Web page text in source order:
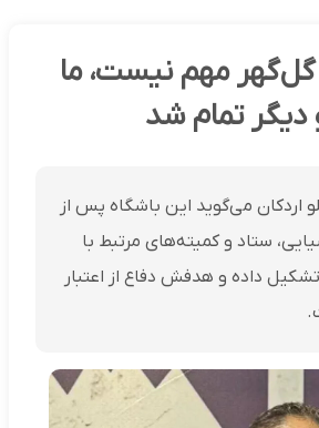
گل‌گهر مهم نیست، ما
دیگر تمام شد
اردکان می‌گوید این باشگاه پس از
ستاد و کمیته‌های مرتبط با
داده و هدفش دفاع از اعتبار